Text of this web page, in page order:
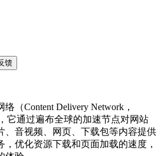
馈
（Content Delivery Network，
它通过遍布全球的加速节点对网站
、音视频、网页、下载包等内容提供
优化资源下载和页面加载的速度，